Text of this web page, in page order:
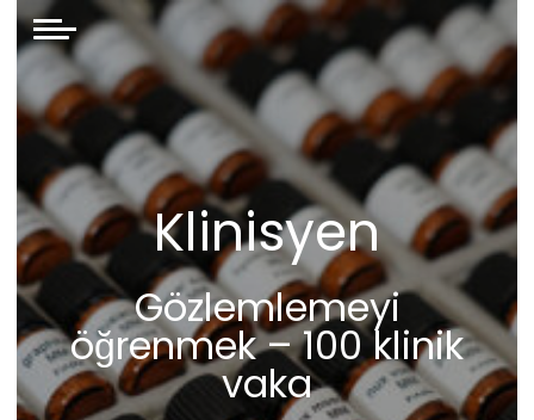
Klinisyen
Gözlemlemeyi
öğrenmek – 100 klinik
vaka